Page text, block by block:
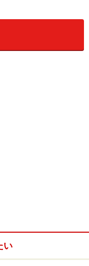
に配慮しております
れに基づく損失・損害
ん。
機関やサービス提供者
い